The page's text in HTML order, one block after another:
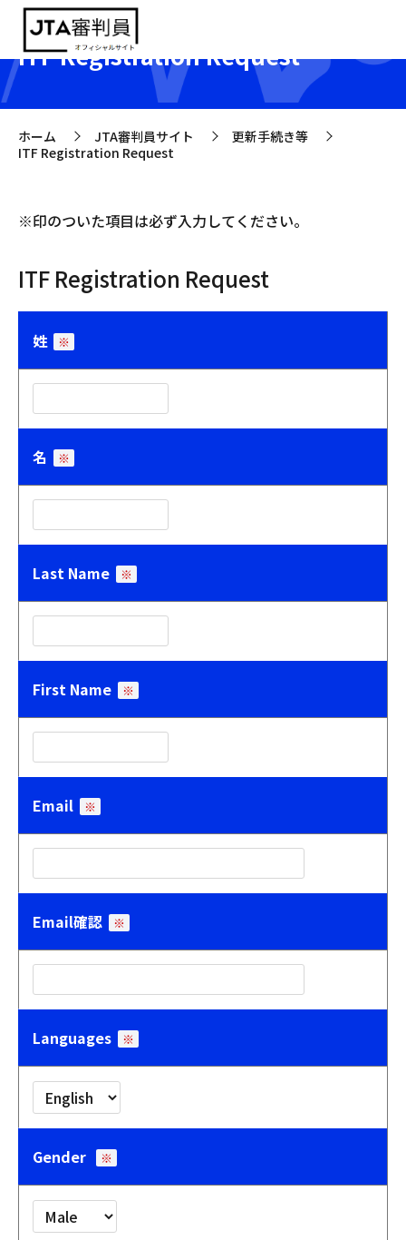
ITF Registration Request
ホーム >
JTA審判員サイト >
更新手続き等
ITF Registration Request
※印のついた項目は必ず入力してください。
ITF Registration Request
姓 ※
名 ※
Last Name ※
First Name ※
Email ※
Email確認 ※
Languages ※
Gender ※